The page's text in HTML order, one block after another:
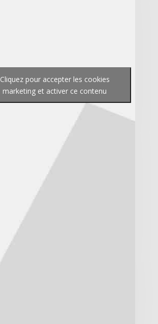
Cliquez pour accepter les cookies
marketing et activer ce contenu